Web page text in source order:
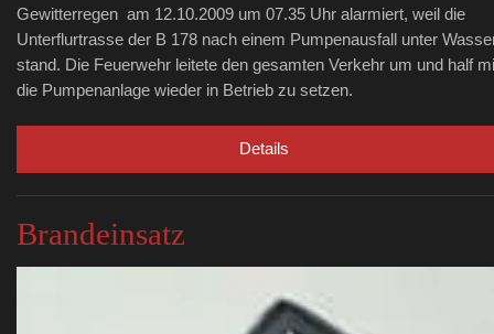
Gewitterregen am 12.10.2009 um 07.35 Uhr alarmiert, weil die
Unterflurtrasse der B 178 nach einem Pumpenausfall unter
stand. Die Feuerwehr leitete den gesamten Verkehr um und half
die Pumpenanlage wieder in Betrieb zu setzen.
Details
Brandeinsatz